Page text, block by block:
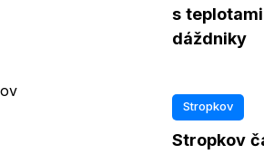
s
dáždniky
Stropkov
Stropkov